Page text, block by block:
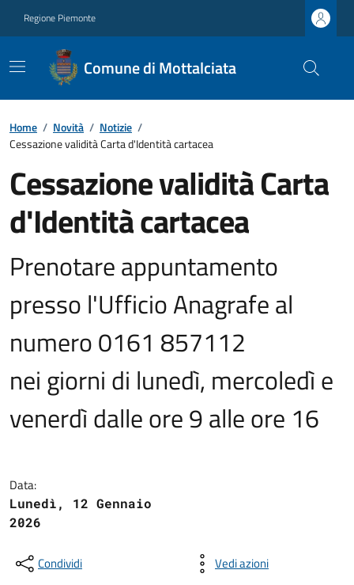
Regione Piemonte
Comune di Mottalciata
Home / Novità / Notizie /
Cessazione validità Carta d'Identità cartacea
Cessazione validità Carta
d'Identità cartacea
Prenotare appuntamento
presso l'Ufficio Anagrafe al
numero 0161 857112
nei giorni di lunedì, mercoledì e
venerdì dalle ore 9 alle ore 16
Data:
Lunedì, 12 Gennaio
2026
Condividi Vedi azioni